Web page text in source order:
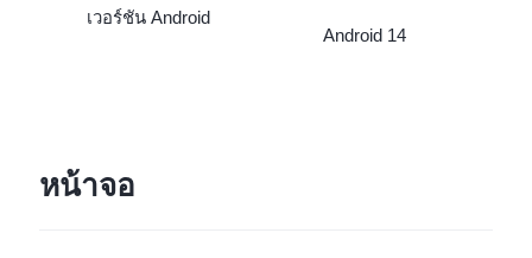
เวอร์ชัน Android
Android 14
หน้าจอ